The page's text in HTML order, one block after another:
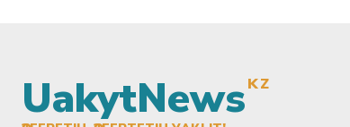
UakytNewsKZ